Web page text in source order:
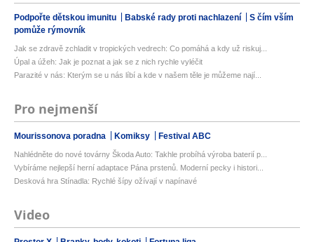
Podpořte dětskou imunitu Babské rady proti nachlazení
S čím vším
pomůže rýmovník
Jak se zdravě zchladit v tropických vedrech: Co pomáhá a kdy už riskuj...
Úpal a úžeh: Jak je poznat a jak se z nich rychle vyléčit
Parazité v nás: Kterým se u nás líbí a kde v našem těle je můžeme nají...
Pro nejmenší
Mourissonova poradna Komiksy Festival ABC
Nahlédněte do nové továrny Škoda Auto: Takhle probíhá výroba baterií p...
Vybíráme nejlepší herní adaptace Pána prstenů. Moderní pecky i histori...
Desková hra Stínadla: Rychlé šípy ožívají v napínavé
Video